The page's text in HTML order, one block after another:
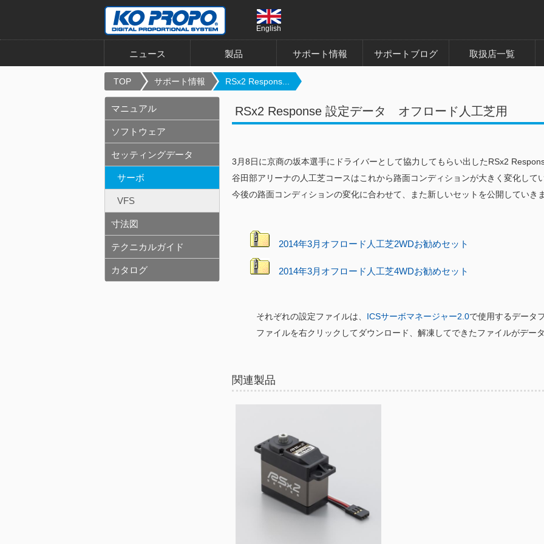
English
ニュース 製品 サポート情報 サポートブログ 取扱店一覧
TOP サポート情報 RSx2 Respons...
RSx2 Response 設定データ オフロード人工芝用
3月8日に京商の坂本選手にドライバーとして協力してもらい出したRSx2
谷田部アリーナの人工芝コースはこれから路面コンディションが大きく変化して
今後の路面コンディションの変化に合わせて、また新しいセットを公開していきま
2014年3月オフロード人工芝2WDお勧めセット
2014年3月オフロード人工芝4WDお勧めセット
それぞれの設定ファイルは、 ICSサーボマネージャー2.0で使用するデータ
ファイルを右クリックしてダウンロード、解凍してできたファイルがデータ
関連製品
マニュアル
ソフトウェア
セッティングデータ
サーボ
VFS
寸法図
テクニカルガイド
カタログ